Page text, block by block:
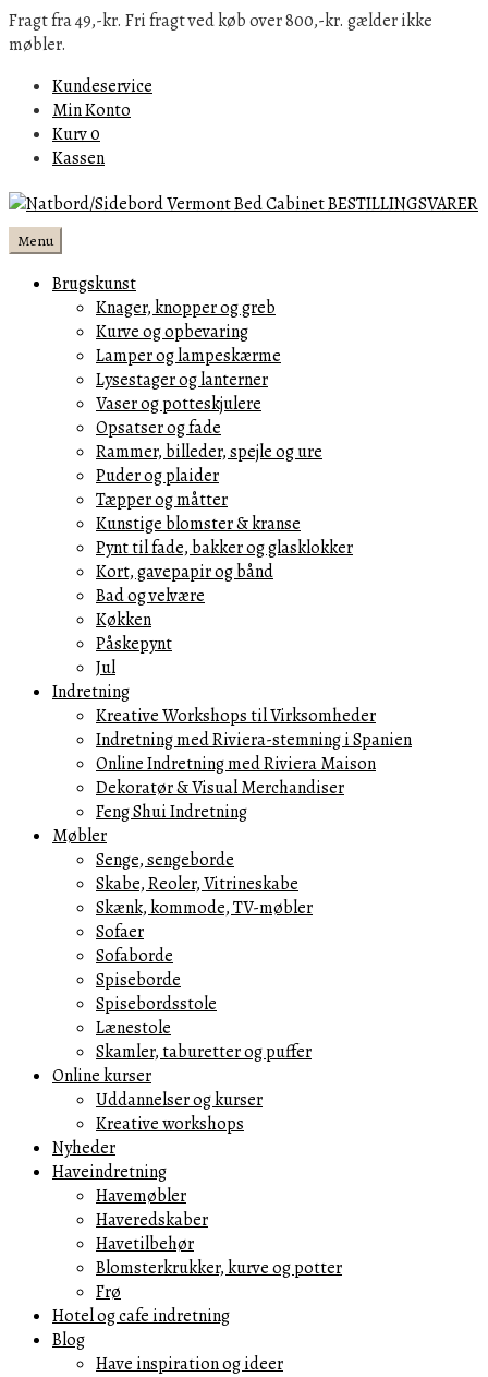
Fragt fra 49,-kr. Fri fragt ved køb over 800,-kr. gælder ikke
møbler.
Kundeservice
Min Konto
Kurv0
Kassen
Menu
Brugskunst
Knager, knopper og greb
Kurve og opbevaring
Lamper og lampeskærme
Lysestager og lanterner
Vaser og potteskjulere
Opsatser og fade
Rammer, billeder, spejle og ure
Puder og plaider
Tæpper og måtter
Kunstige blomster & kranse
Pynt til fade, bakker og glasklokker
Kort, gavepapir og bånd
Bad og velvære
Køkken
Påskepynt
Jul
Indretning
Kreative Workshops til Virksomheder
Indretning med Riviera-stemning i Spanien
Online Indretning med Riviera Maison
Dekoratør & Visual Merchandiser
Feng Shui Indretning
Møbler
Senge, sengeborde
Skabe, Reoler, Vitrineskabe
Skænk, kommode, TV-møbler
Sofaer
Sofaborde
Spiseborde
Spisebordsstole
Lænestole
Skamler, taburetter og puffer
Online kurser
Uddannelser og kurser
Kreative workshops
Nyheder
Haveindretning
Havemøbler
Haveredskaber
Havetilbehør
Blomsterkrukker, kurve og potter
Frø
Hotel og cafe indretning
Blog
Have inspiration og ideer